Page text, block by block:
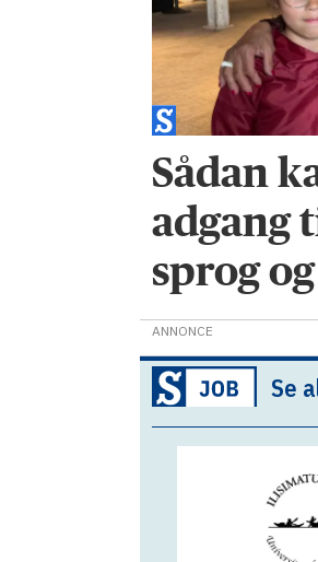
Sådan
adgang
sprog
ANNONCE
Se